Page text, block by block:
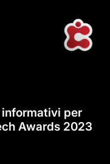
per
Awards 2023